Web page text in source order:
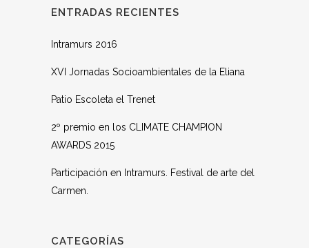
ENTRADAS RECIENTES
Intramurs 2016
XVI Jornadas Socioambientales de la Eliana
Patio Escoleta el Trenet
2º premio en los CLIMATE CHAMPION
AWARDS 2015
Participación en Intramurs. Festival de arte del
Carmen.
CATEGORÍAS